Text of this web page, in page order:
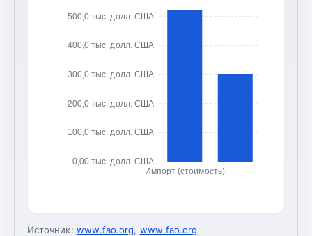
0,00 тыс. долл. США
100,0 тыс. долл. США
200,0 тыс. долл. США
300,0 тыс. долл. США
400,0 тыс. долл. США
500,0 тыс. долл. США
Импорт (стоимость)
Источник: www.fao.org, www.fao.org